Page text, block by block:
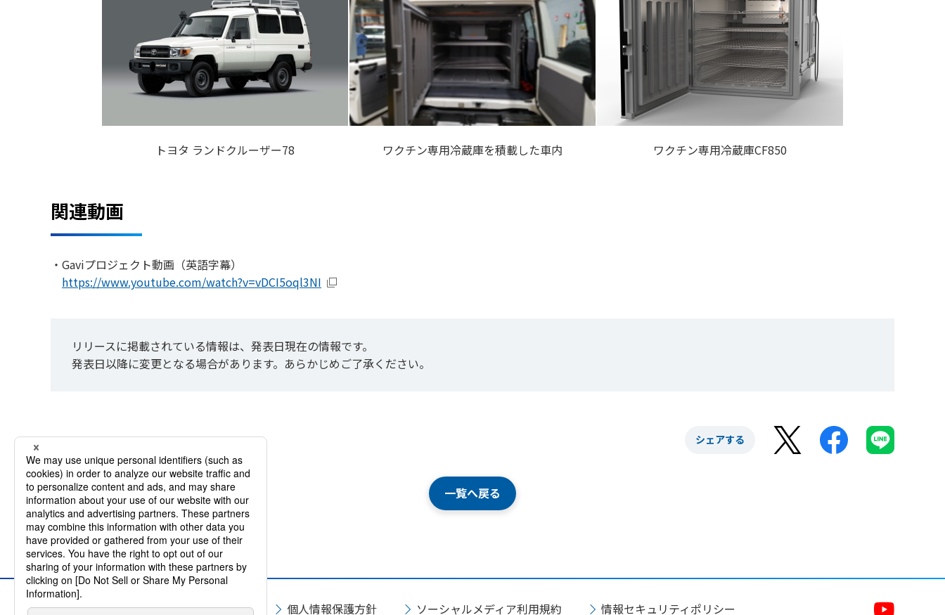
トヨタ ランドクルーザー78 ワクチン専用冷蔵庫を積載した車内 ワクチン専用冷蔵庫CF850
関連動画
・Gaviプロジェクト動画（英語字幕）
https://www.youtube.com/watch?v=vDCI5oql3NI
リリースに掲載されている情報は、発表日現在の情報です。
発表日以降に変更となる場合があります。あらかじめご了承ください。
シェアする
一覧へ戻る
サイトマップ サイト利用規約 個人情報保護方針 ソーシャルメディア利用規約 情報セキュリティポリシー